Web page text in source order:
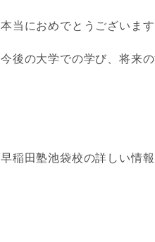
本当におめでとうございます
今後の大学での学び、将来
早稲田塾池袋校の詳しい情